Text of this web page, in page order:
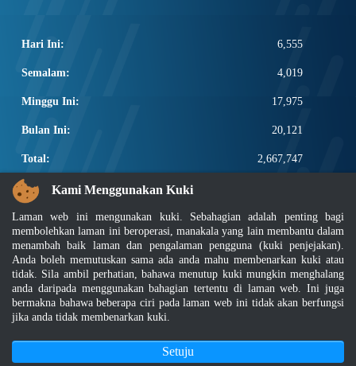
Hari Ini: 6,555
Semalam: 4,019
Minggu Ini: 17,975
Bulan Ini: 20,121
Total: 2,667,747
PAUTAN POPULAR
Elektroteknikal, ICT dan Pembinaan
Other Notification Search
Regular Notification Search
Notification Subscription
Pengurusan Perniagaan dan Keselamatan Pekerjaan
Peta Laman|MyGOV
Kami Menggunakan Kuki
Laman web ini mengunakan kuki. Sebahagian adalah penting bagi
membolehkan laman ini beroperasi, manakala yang lain membantu dalam
menambah baik laman dan pengalaman pengguna (kuki penjejakan).
Anda boleh memutuskan sama ada anda mahu membenarkan kuki atau
tidak. Sila ambil perhatian, bahawa menutup kuki mungkin menghalang
anda daripada menggunakan bahagian tertentu di laman web. Ini juga
bermakna bahawa beberapa ciri pada laman web ini tidak akan berfungsi
jika anda tidak membenarkan kuki.
Setuju